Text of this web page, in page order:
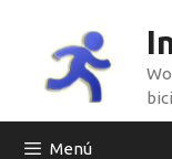
contenido
Menú